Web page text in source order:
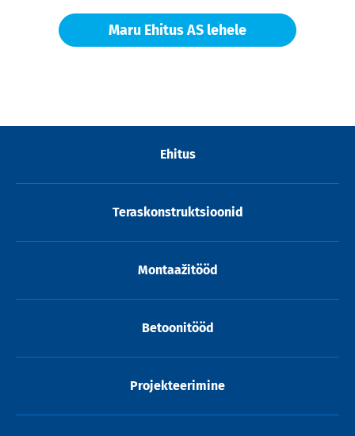
Maru Ehitus AS lehele
Ehitus
Teraskonstruktsioonid
Montaažitööd
Betoonitööd
Projekteerimine